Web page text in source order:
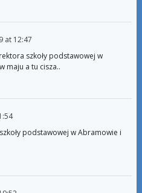
at 12:47
szkoły podstawowej w
maju a tu cisza..
podstawowej w Abramowie i